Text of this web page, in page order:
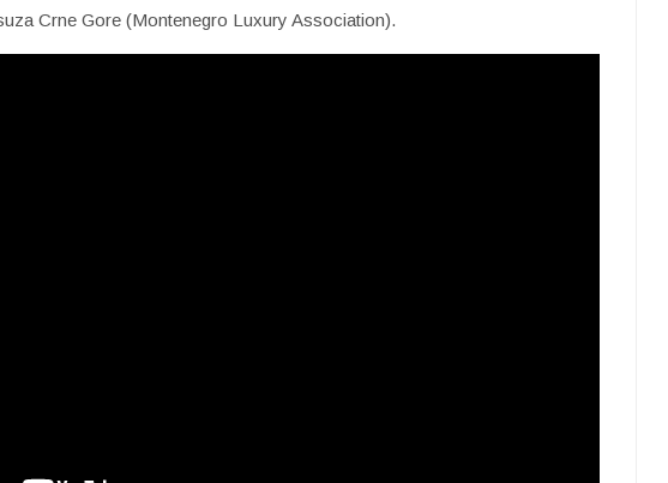
Crne Gore (Montenegro Luxury Association).